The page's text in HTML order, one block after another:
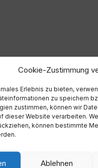
Cookie-Zustimmung
Erlebnis zu bieten,
zu speichern
zustimmen, können wir
dieser Website verarbeiten.
können bestimmte
Ablehnen